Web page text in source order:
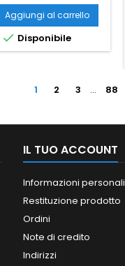
Aggiungi al carrello
 Disponibile
1 2 3 … 88
IL TUO ACCOUNT
Informazioni personali
Restituzione prodotto
Ordini
Note di credito
Indirizzi